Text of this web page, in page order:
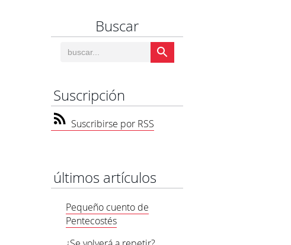
Buscar
Suscripción
Suscribirse por RSS
últimos artículos
Pequeño cuento de
Pentecostés